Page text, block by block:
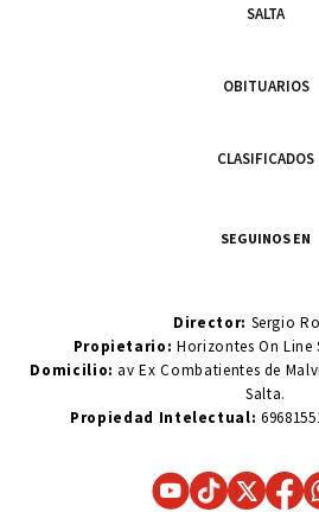
SALTA
OBITUARIOS
CLASIFICADOS
SEGUINOS EN
Director: Sergio
Propietario:Horizontes On Line
Domicilio: av Ex Combatientes de
Salta.
Propiedad Intelectual: